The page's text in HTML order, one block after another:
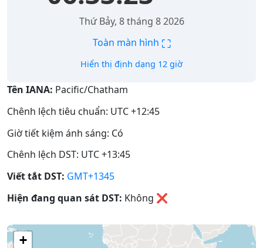
Thứ Bảy, 8 tháng 8 2026
Toàn màn hình ⛶
Hiển thị định dạng 12 giờ
Tên IANA: Pacific/Chatham
Chênh lệch tiêu chuẩn: UTC +12:45
Giờ tiết kiệm ánh sáng: Có
Chênh lệch DST: UTC +13:45
Viết tắt DST: GMT+1345
Hiện đang quan sát DST: Không ❌
+